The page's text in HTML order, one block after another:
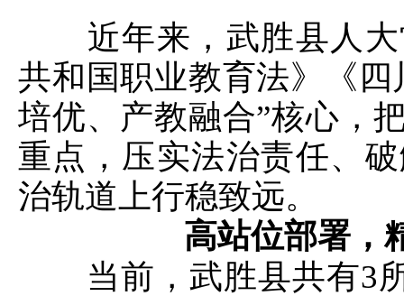
近年来，武胜县人大
共和国职业教育法》《
培优、产教融合”核心，
重点，压实法治责任、
治轨道上行稳致远。
高站位部署，
当前，武胜县共有3所